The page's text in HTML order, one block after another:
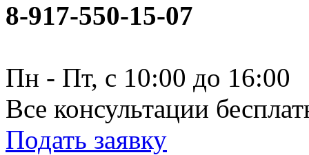
8-917-550-15-07
Пн - Пт, с 10:00 до 16:00
Все консультации
Подать заявку